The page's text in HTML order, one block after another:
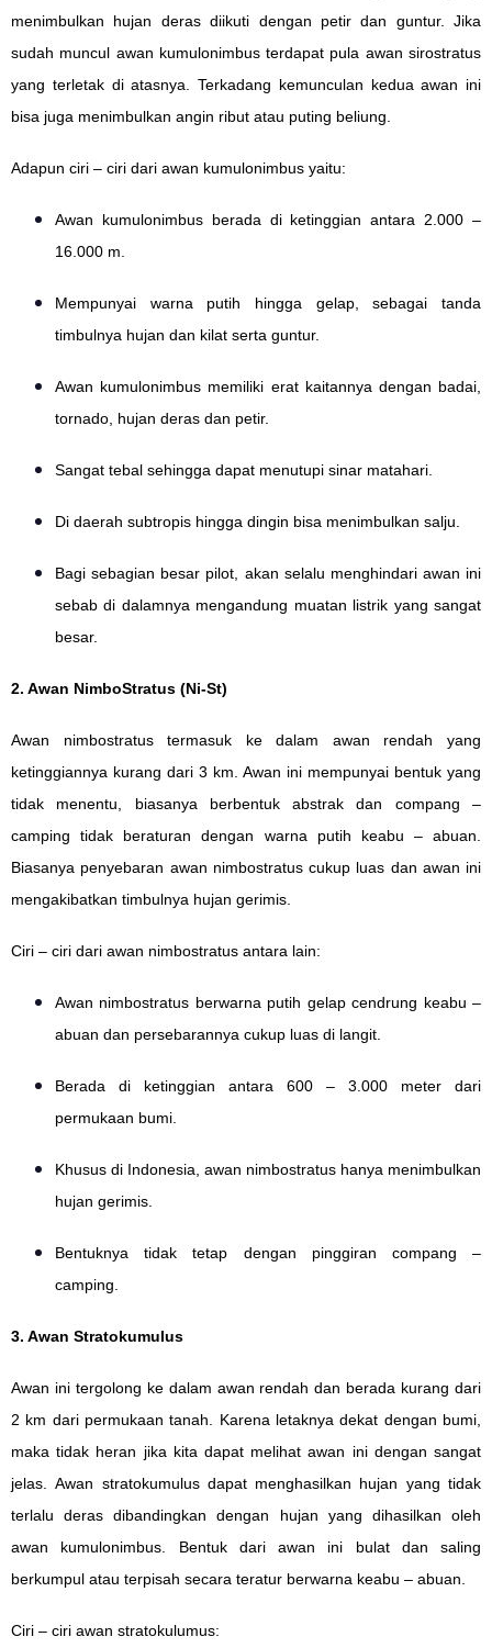
menimbulkan hujan deras diikuti dengan petir dan guntur. Jika
sudah muncul awan kumulonimbus terdapat pula awan sirostratus
yang terletak di atasnya. Terkadang kemunculan kedua awan ini
bisa juga menimbulkan angin ribut atau puting beliung.
Adapun ciri – ciri dari awan kumulonimbus yaitu:
Awan kumulonimbus berada di ketinggian antara 2.000 –
16.000 m.
Mempunyai warna putih hingga gelap, sebagai tanda
timbulnya hujan dan kilat serta guntur.
Awan kumulonimbus memiliki erat kaitannya dengan badai,
tornado, hujan deras dan petir.
Sangat tebal sehingga dapat menutupi sinar matahari.
Di daerah subtropis hingga dingin bisa menimbulkan salju.
Bagi sebagian besar pilot, akan selalu menghindari awan ini
sebab di dalamnya mengandung muatan listrik yang sangat
besar.
2. Awan NimboStratus (Ni-St)
Awan nimbostratus termasuk ke dalam awan rendah yang
ketinggiannya kurang dari 3 km. Awan ini mempunyai bentuk yang
tidak menentu, biasanya berbentuk abstrak dan compang –
camping tidak beraturan dengan warna putih keabu – abuan.
Biasanya penyebaran awan nimbostratus cukup luas dan awan ini
mengakibatkan timbulnya hujan gerimis.
Ciri – ciri dari awan nimbostratus antara lain:
Awan nimbostratus berwarna putih gelap cendrung keabu –
abuan dan persebarannya cukup luas di langit.
Berada di ketinggian antara 600 – 3.000 meter dari
permukaan bumi.
Khusus di Indonesia, awan nimbostratus hanya menimbulkan
hujan gerimis.
Bentuknya tidak tetap dengan pinggiran compang –
camping.
3. Awan Stratokumulus
Awan ini tergolong ke dalam awan rendah dan berada kurang dari
2 km dari permukaan tanah. Karena letaknya dekat dengan bumi,
maka tidak heran jika kita dapat melihat awan ini dengan sangat
jelas. Awan stratokumulus dapat menghasilkan hujan yang tidak
terlalu deras dibandingkan dengan hujan yang dihasilkan oleh
awan kumulonimbus. Bentuk dari awan ini bulat dan saling
berkumpul atau terpisah secara teratur berwarna keabu – abuan.
Ciri – ciri awan stratokulumus: